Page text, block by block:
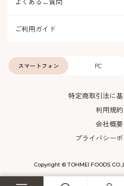
ご利用ガイド
PC
スマートフォン
特定商取引法に
利用規約
会社概要
プライバシー
Copyright © TOHMEI FOODS